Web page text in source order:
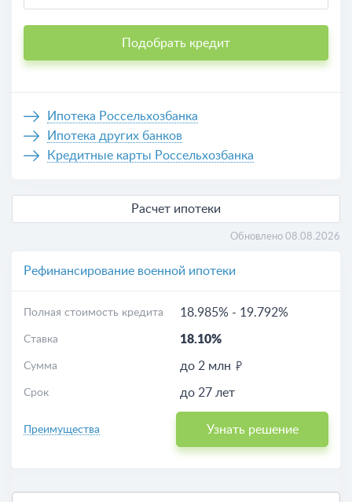
одного из 1 вариантов.
Подобрать кредит
Ипотека Россельхозбанка
Ипотека других банков
Кредитные карты Россельхозбанка
Расчет ипотеки
Обновлено 08.08.2026
Рефинансирование военной ипотеки
Полная стоимость кредита 18.985% - 19.792%
Ставка 18.10%
Сумма до 2 млн
Срок до 27 лет
Преимущества Узнать решение